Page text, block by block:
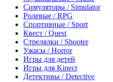
Симуляторы / Simulator
Ролевые / RPG
Спортивные / Sport
Квест / Quest
Стрелялки / Shooter
Ужасы / Horror
Игры для детей
Игры для Kinect
Детективы / Detective